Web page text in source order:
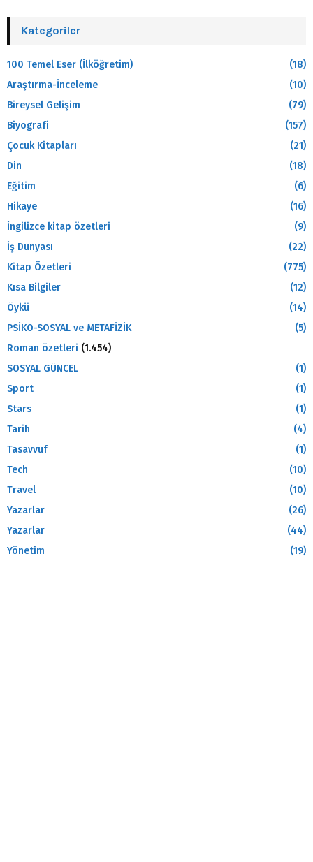
Kategoriler
100 Temel Eser (İlköğretim)
(18)
Araştırma-İnceleme
(10)
Bireysel Gelişim
(79)
Biyografi
(157)
Çocuk Kitapları
(21)
Din
(18)
Eğitim
(6)
Hikaye
(16)
İngilizce kitap özetleri
(9)
İş Dunyası
(22)
Kitap Özetleri
(775)
Kısa Bilgiler
(12)
Öykü
(14)
PSİKO-SOSYAL ve METAFİZİK
(5)
Roman özetleri (1.454)
SOSYAL GÜNCEL
(1)
Sport
(1)
Stars
(1)
Tarih
(4)
Tasavvuf
(1)
Tech
(10)
Travel
(10)
Yazarlar
(26)
Yazarlar
(44)
Yönetim
(19)